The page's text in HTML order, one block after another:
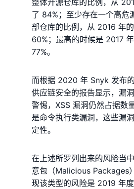
整体开源仓库的比例，从
了 84%；至少存在一个高危
部仓库的比例，从 2016 年
60%；最高的时候是 2017
77%。
而根据 2020 年 Snyk 发布
供应链安全的报告显示，漏
警惕，XSS 漏洞仍然占据数
是命令执行类漏洞，这些漏
定性。
在上述所罗列出来的⻛险当
意包（Malicious Packages
现该类型的⻛险是 2019 年